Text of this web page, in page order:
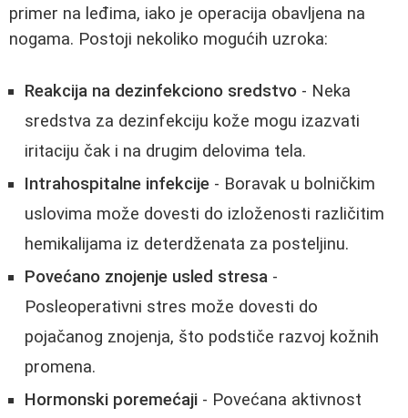
primer na leđima, iako je operacija obavljena na
nogama. Postoji nekoliko mogućih uzroka:
Reakcija na dezinfekciono sredstvo - Neka
sredstva za dezinfekciju kože mogu izazvati
iritaciju čak i na drugim delovima tela.
Intrahospitalne infekcije - Boravak u bolničkim
uslovima može dovesti do izloženosti različitim
hemikalijama iz deterdženata za posteljinu.
Povećano znojenje usled stresa -
Posleoperativni stres može dovesti do
pojačanog znojenja, što podstiče razvoj kožnih
promena.
Hormonski poremećaji - Povećana aktivnost